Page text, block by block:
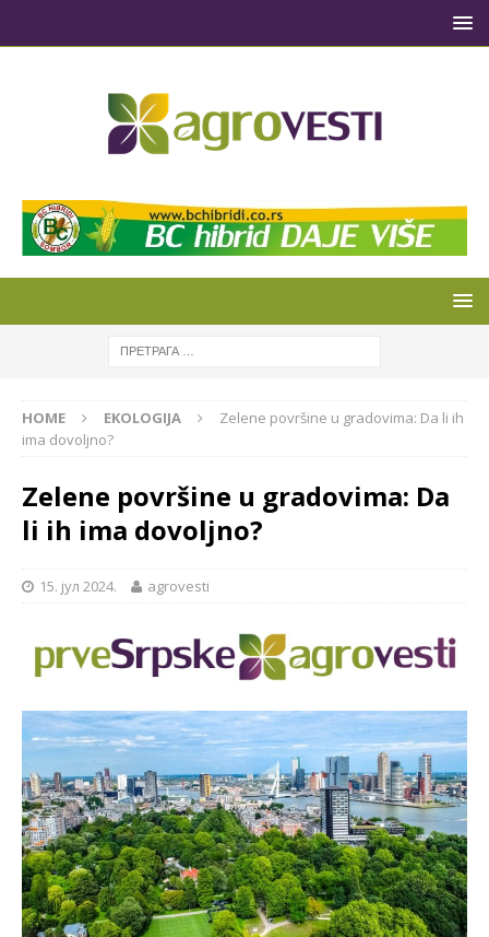
HOME EKOLOGIJA
Zelene površine u gradovima: Da li ih
ima dovoljno?
Zelene površine u gradovima: Da
li ih ima dovoljno?
15. јул 2024. agrovesti